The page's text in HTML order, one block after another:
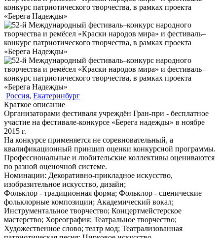
Россия, Екатеринбург
Краткое описание
Организаторами фестиваля учреждён Гран-при - бесплатное
участие на фестивале-конкурсе «Берега надежды» в ноябре
2015 г.
На конкурсе применяется не соревновательный, а
квалификационный принцип оценки конкурсной программы.
Профессиональные и любительские коллективы оцениваются
по разной оценочной системе.
Номинации: Декоративно-прикладное искусство,
изобразительное искусство, дизайн;
Фольклор - традиционная форма; Фольклор - сценические
фольклорные композиции; Академический вокал;
Инструментальное творчество; Концертмейстерское
мастерство; Хореография; Театральное творчество;
Художественное слово; театр мод; Театрализованная